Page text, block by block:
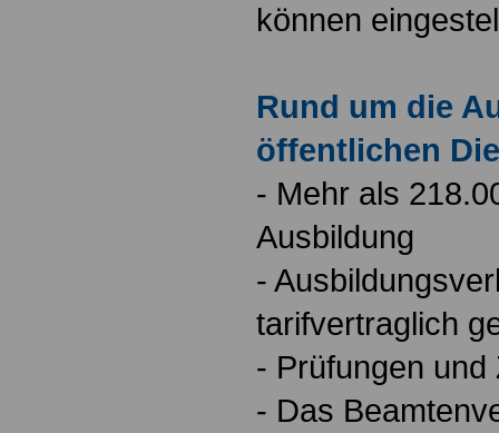
können
Rund um die
öffentlichen
- Mehr als
Ausbildung
-
tarifvertraglich
- Prüfungen und
- Das